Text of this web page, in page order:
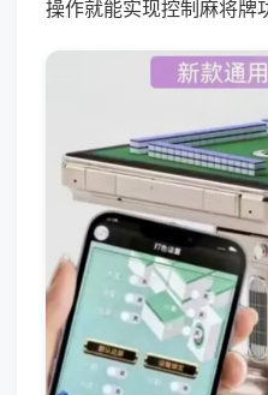
操作就能实现控制麻将牌